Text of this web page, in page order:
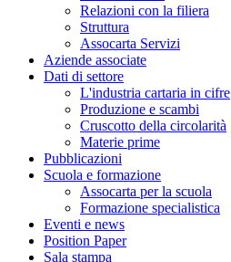
Relazioni con la filiera
Struttura
Assocarta Servizi
Aziende associate
Dati di settore
L'industria cartaria in cifre
Produzione e scambi
Cruscotto della circolarità
Materie prime
Pubblicazioni
Scuola e formazione
Assocarta per la scuola
Formazione specialistica
Eventi e news
Position Paper
Sala stampa